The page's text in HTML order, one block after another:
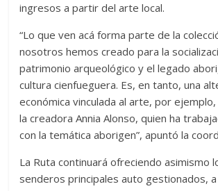
ingresos a partir del arte local.
“Lo que ven acá forma parte de la
nosotros hemos creado para la
patrimonio arqueológico y el legado
cultura cienfueguera. Es, en tanto, una
económica vinculada al arte, por
la creadora Annia Alonso, quien ha
con la temática aborigen”, apuntó la
La Ruta continuará ofreciendo asimismo
senderos principales auto gestionados,